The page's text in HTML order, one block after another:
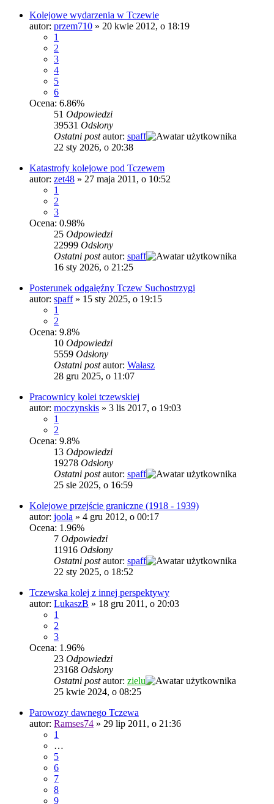
Kolejowe wydarzenia w Tczewie
autor: przem710 » 20 kwie 2012, o 18:19
1
2
3
4
5
6
Ocena: 6.86%
51 Odpowiedzi
39531 Odsłony
Ostatni postautor: spaff
22 sty 2026, o 20:38
Katastrofy kolejowe pod Tczewem
autor: zet48 » 27 maja 2011, o 10:52
1
2
3
Ocena: 0.98%
25 Odpowiedzi
22999 Odsłony
Ostatni postautor: spaff
16 sty 2026, o 21:25
Posterunek odgałęźny Tczew Suchostrzygi
autor: spaff» 15 sty 2025, o 19:15
1
2
Ocena: 9.8%
10 Odpowiedzi
5559 Odsłony
Ostatni postautor: Wałasz
28 gru 2025, o 11:07
Pracownicy kolei tczewskiej
autor: moczynskis » 3 lis 2017, o 19:03
1
2
Ocena: 9.8%
13 Odpowiedzi
19278 Odsłony
Ostatni postautor: spaff
25 sie 2025, o 16:59
Kolejowe przejście graniczne (1918 - 1939)
autor: joola » 4 gru 2012, o 00:17
Ocena: 1.96%
7 Odpowiedzi
11916 Odsłony
Ostatni postautor: spaff
22 sty 2025, o 18:52
Tczewska kolej z innej perspektywy
autor: LukaszB » 18 gru 2011, o 20:03
1
2
3
Ocena: 1.96%
23 Odpowiedzi
23168 Odsłony
Ostatni postautor: zielu
25 kwie 2024, o 08:25
Parowozy dawnego Tczewa
autor: Ramses74 » 29 lip 2011, o 21:36
1
…
5
6
7
8
9